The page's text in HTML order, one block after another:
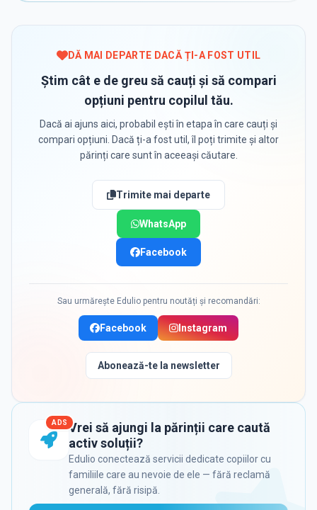
DĂ MAI DEPARTE DACĂ ȚI-A FOST UTIL
Știm cât e de greu să cauți și să compari
opțiuni pentru copilul tău.
Dacă ai ajuns aici, probabil ești în etapa în care cauți și
compari opțiuni. Dacă ți-a fost util, îl poți trimite și altor
părinți care sunt în aceeași căutare.
Trimite mai departe
WhatsApp
Facebook
Sau urmărește Edulio pentru noutăți și recomandări:
Facebook Instagram
Abonează-te la newsletter
ADS Vrei să ajungi la părinții care caută
activ soluții?
Edulio conectează servicii dedicate copiilor cu
familiile care au nevoie de ele — fără reclamă
generală, fără risipă.